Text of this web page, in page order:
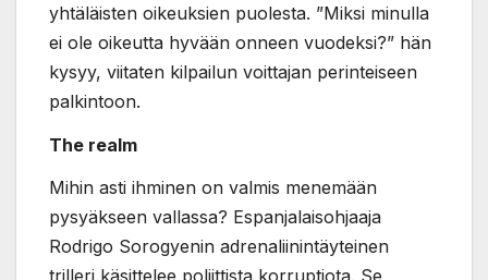
yhtäläisten oikeuksien puolesta. ”Miksi minulla
ei ole oikeutta hyvään onneen vuodeksi?” hän
kysyy, viitaten kilpailun voittajan perinteiseen
palkintoon.
The realm
Mihin asti ihminen on valmis menemään
pysyäkseen vallassa? Espanjalaisohjaaja
Rodrigo Sorogyenin adrenaliinintäyteinen